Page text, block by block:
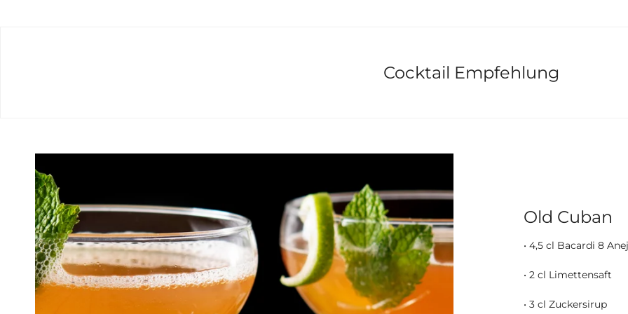
Cocktail Empfehlung
Old Cuban
• 4,5 cl Bacardi 8
• 2 cl Limettensaft
• 3 cl Zuckersirup